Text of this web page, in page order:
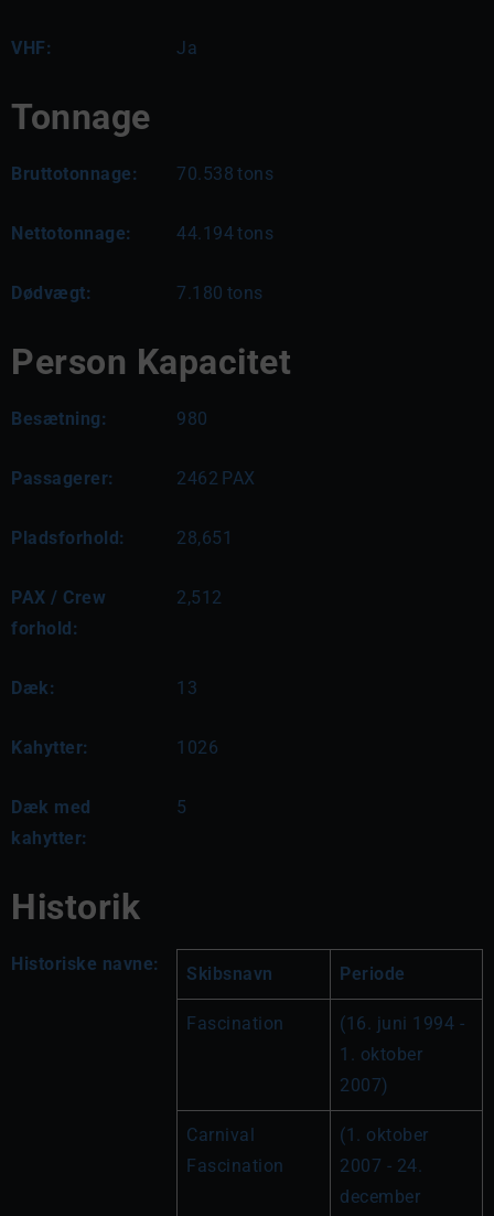
VHF: Ja
Tonnage
Bruttotonnage: 70.538 tons
Nettotonnage: 44.194tons
Dødvægt: 7.180 tons
Person Kapacitet
Besætning: 980
Passagerer: 2462 PAX
Pladsforhold: 28,651
PAX / Crew
forhold:
2,512
Dæk: 13
Kahytter: 1026
Dæk med
kahytter:
5
Historik
Historiske navne: Skibsnavn Periode
Fascination
(16. juni 1994 -
1. oktober
2007)
Carnival
Fascination
(1. oktober
2007 - 24.
december